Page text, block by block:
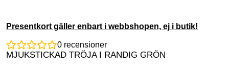
Presentkort gäller enbart i webbshopen, ej i butik!
0 recensioner
MJUKSTICKAD TRÖJA I RANDIG GRÖN